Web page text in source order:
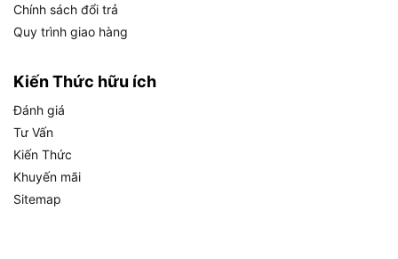
khí, nơi yêu cầu độ chính xác cao.
Hàn plasma
mảnh kim loại nóng chảy và bức xạ nhiệt.
Sử Dụng Trong Công Nghiệp Nặng
Mặt nạ INGCO WM101 được sử dụng rộng rãi
trong các ngành như luyện kim, đóng tàu, sản xuất
máy móc và nhiệt điện. Ví dụ, trong một nhà máy
Chính sách đổi trả
Quy trình giao hàng
Kiến Thức hữu ích
Đánh giá
Tư Vấn
Kiến Thức
Khuyến mãi
Sitemap